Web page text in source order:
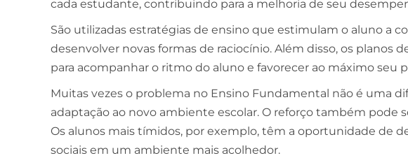
cada estudante, contribuindo para a melhoria de seu
São utilizadas estratégias de ensino que estimulam o aluno a
desenvolver novas formas de raciocínio. Além disso, os planos
para acompanhar o ritmo do aluno e favorecer ao máximo seu
Muitas vezes o problema no Ensino Fundamental não é uma
adaptação ao novo ambiente escolar. O reforço também pode
Os alunos mais tímidos, por exemplo, têm a oportunidade de
sociais em um ambiente mais acolhedor.